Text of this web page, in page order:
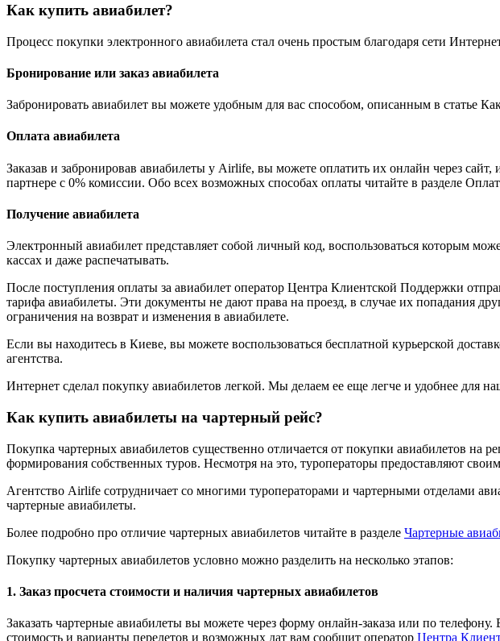
Как купить авиабилет?
Процесс покупки электронного авиабилета стал очень простым благодаря сети
Бронирование или заказ авиабилета
Забронировать авиабилет вы можете удобным для вас способом, описанным в статье
Оплата авиабилета
Заказав и забронировав авиабилеты у Airlife, вы можете оплатить их онлайн через
партнере с 0% комиссии. Обо всех возможных способах оплаты читайте в разделе
Получение авиабилета
Электронный авиабилет представляет собой личный код, воспользоваться которым
кассах и даже распечатывать.
После поступления оплаты за авиабилет оператор Центра Клиентской Поддержки
тарифа авиабилеты. Эти документы не дают права на проезд, в случае их попадания
ограничения на возврат и изменения в авиабилете.
Если вы находитесь в Киеве, вы можете воспользоваться бесплатной курьерской
агентства.
Интернет сделал покупку авиабилетов легкой. Мы делаем ее еще легче и удобнее для
Как купить авиабилеты на чартерный рейс?
Покупка чартерных авиабилетов существенно отличается от покупки авиабилетов
формирования собственных туров. Несмотря на это, туроператоры предоставляют
Агентство Airlife сотрудничает со многими туроператорами и чартерными отделами
чартерные авиабилеты.
Более подробно про отличие чартерных авиабилетов читайте в разделе Чартерные
Покупку чартерных авиабилетов условно можно разделить на несколько этапов:
1. Заказ просчета стоимости и наличия чартерных авиабилетов
Заказать чартерные авиабилеты вы можете через форму онлайн-заказа или по
стоимость и варианты перелетов и возможных дат вам сообщит оператор Центра